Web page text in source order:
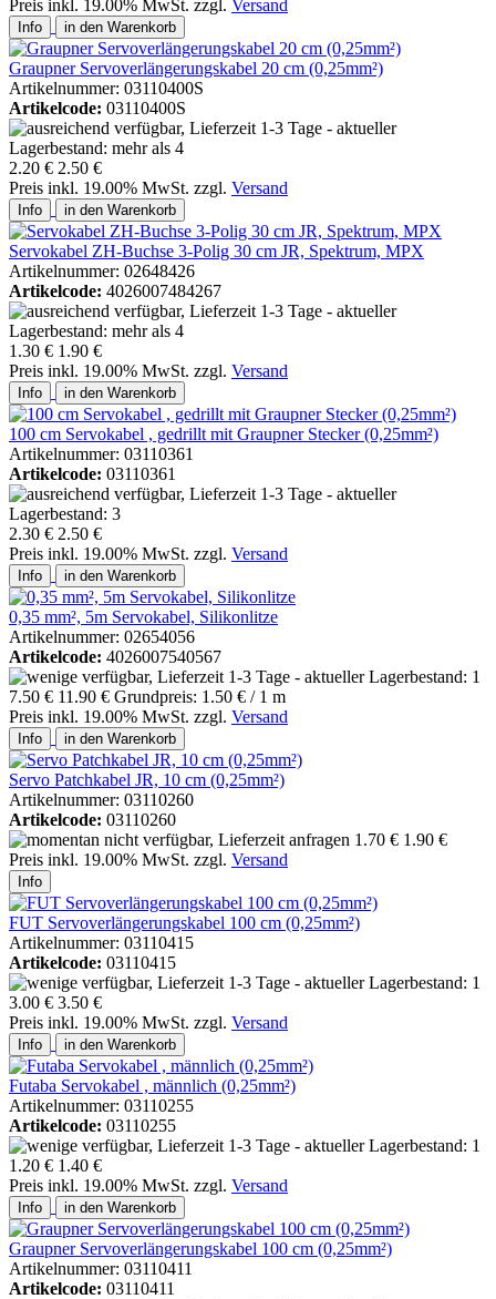
Preis inkl. 19.00% MwSt. zzgl. Versand
Info in den Warenkorb
Graupner Servoverlängerungskabel 20 cm (0,25mm²)
Artikelnummer: 03110400S
Artikelcode: 03110400S
2.20 € 2.50 €
Preis inkl. 19.00% MwSt. zzgl. Versand
Info in den Warenkorb
Servokabel ZH-Buchse 3-Polig 30 cm JR, Spektrum, MPX
Artikelnummer: 02648426
Artikelcode: 4026007484267
1.30 € 1.90 €
Preis inkl. 19.00% MwSt. zzgl. Versand
Info in den Warenkorb
100 cm Servokabel , gedrillt mit Graupner Stecker (0,25mm²)
Artikelnummer: 03110361
Artikelcode: 03110361
2.30 € 2.50 €
Preis inkl. 19.00% MwSt. zzgl. Versand
Info in den Warenkorb
0,35 mm², 5m Servokabel, Silikonlitze
Artikelnummer: 02654056
Artikelcode: 4026007540567
7.50 € 11.90 € Grundpreis: 1.50 € / 1 m
Preis inkl. 19.00% MwSt. zzgl. Versand
Info in den Warenkorb
Servo Patchkabel JR, 10 cm (0,25mm²)
Artikelnummer: 03110260
Artikelcode: 03110260
1.70 € 1.90 €
Preis inkl. 19.00% MwSt. zzgl. Versand
Info
FUT Servoverlängerungskabel 100 cm (0,25mm²)
Artikelnummer: 03110415
Artikelcode: 03110415
3.00 € 3.50 €
Preis inkl. 19.00% MwSt. zzgl. Versand
Info in den Warenkorb
Futaba Servokabel , männlich (0,25mm²)
Artikelnummer: 03110255
Artikelcode: 03110255
1.20 € 1.40 €
Preis inkl. 19.00% MwSt. zzgl. Versand
Info in den Warenkorb
Graupner Servoverlängerungskabel 100 cm (0,25mm²)
Artikelnummer: 03110411
Artikelcode: 03110411